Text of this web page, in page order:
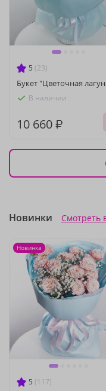
5 (23)
Букет "Цветочная
В наличии
10 660 ₽
Новинки Смотреть
5 (117)
Новинка